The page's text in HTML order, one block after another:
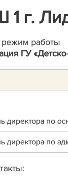
г.
режим работы
ГУ
директора по
директора по